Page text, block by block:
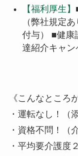
【福利厚生】
（弊社規定
付与） ■健康
達紹介キャ
《こんなところ
・運転なし！（
・資格不問！（
・平均要介護度